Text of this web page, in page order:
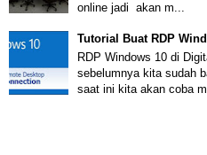
online jadi akan m...
Tutorial Buat RDP
RDP Windows 10 di
sebelumnya kita sudah
saat ini kita akan coba